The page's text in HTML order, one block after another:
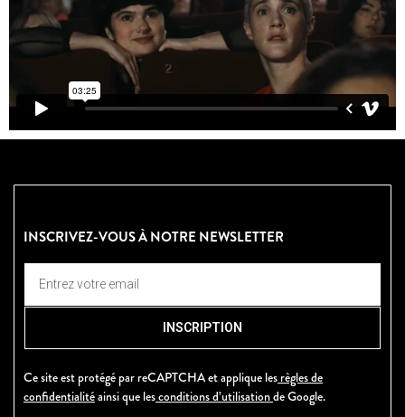
INSCRIVEZ-VOUS À NOTRE NEWSLETTER
INSCRIPTION
Ce site est protégé par reCAPTCHA et applique les règles de
confidentialitéainsi que lesconditions d’utilisationde Google.